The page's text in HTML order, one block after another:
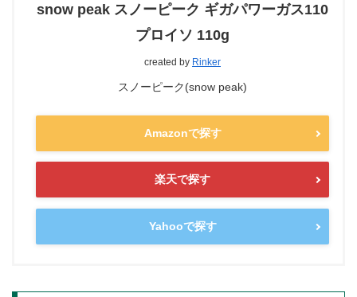
snow peak スノーピーク ギガパワーガス110
プロイソ 110g
created by Rinker
スノーピーク(snow peak)
Amazonで探す
楽天で探す
Yahooで探す